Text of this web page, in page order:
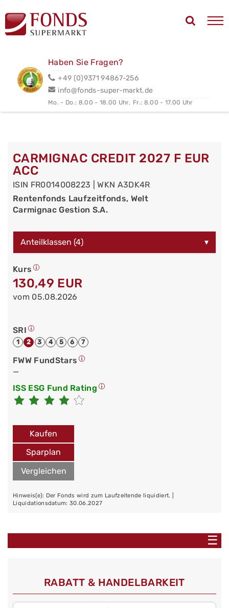
Haben Sie Fragen?
+49 (0)9371 94867-256
info@fonds-super-markt.de
Mo. - Do.: 8.00 - 18.00 Uhr, Fr.: 8.00 - 17.00 Uhr
CARMIGNAC CREDIT 2027 F EUR
ACC
ISIN FR0014008223 | WKN A3DK4R
Rentenfonds Laufzeitfonds, Welt
Carmignac Gestion S.A.
Anteilklassen (4) ▾
Kurs
130,49 EUR
vom 05.08.2026
SRI
1 2 3 4 5 6 7
FWW FundStars
—
ISS ESG Fund Rating
Kaufen
Sparplan
Vergleichen
Hinweis(e): Der Fonds wird zum Laufzeitende liquidiert. |
Liquidationsdatum: 30.06.2027
☰
RABATT & HANDELBARKEIT